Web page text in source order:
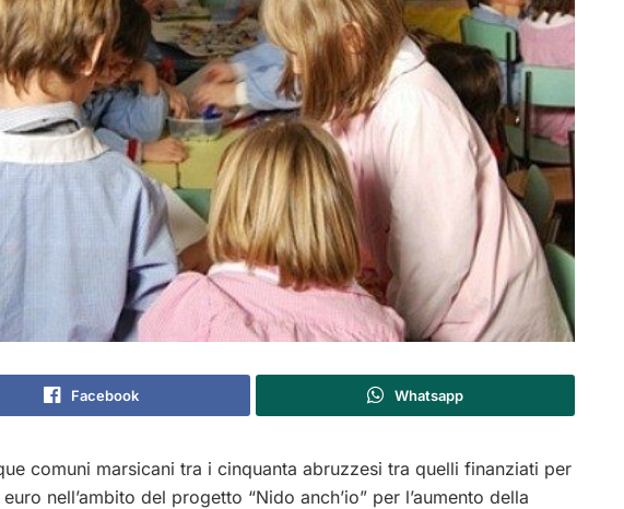
Facebook Whatsapp
comuni marsicani tra i cinquanta abruzzesi tra quelli finanziati per
nell’ambito del progetto “Nido anch’io” per l’aumento della